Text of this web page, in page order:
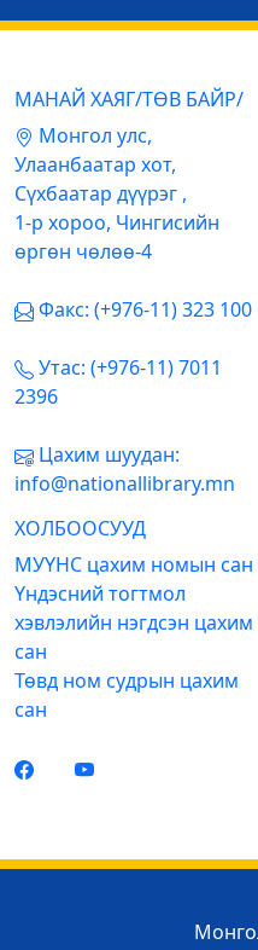
МАНАЙ ХАЯГ/ТӨВ БАЙР/
Mонгол улс,
Улаанбаатар хот,
Сүхбаатар дүүрэг ,
1-р хороо, Чингисийн
өргөн чөлөө-4
Факс: (+976-11) 323 100
Утас: (+976-11) 7011
2396
Цахим шуудан:
info@nationallibrary.mn
ХОЛБООСУУД
МУҮНС цахим номын сан
Үндэсний тогтмол
хэвлэлийн нэгдсэн цахим
сан
Төвд ном судрын цахим
сан